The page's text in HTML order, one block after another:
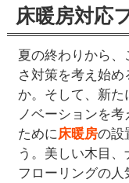
床暖房対応
夏の終わりから
さ対策を考え始
か。そして、新
ノベーションを
ために床暖房の設
う。美しい木目
フローリングの